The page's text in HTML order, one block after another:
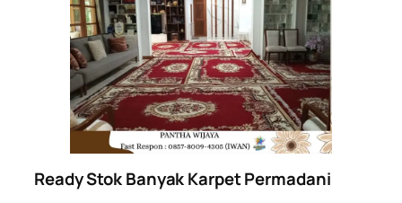
Ready Stok Banyak Karpet Permadani